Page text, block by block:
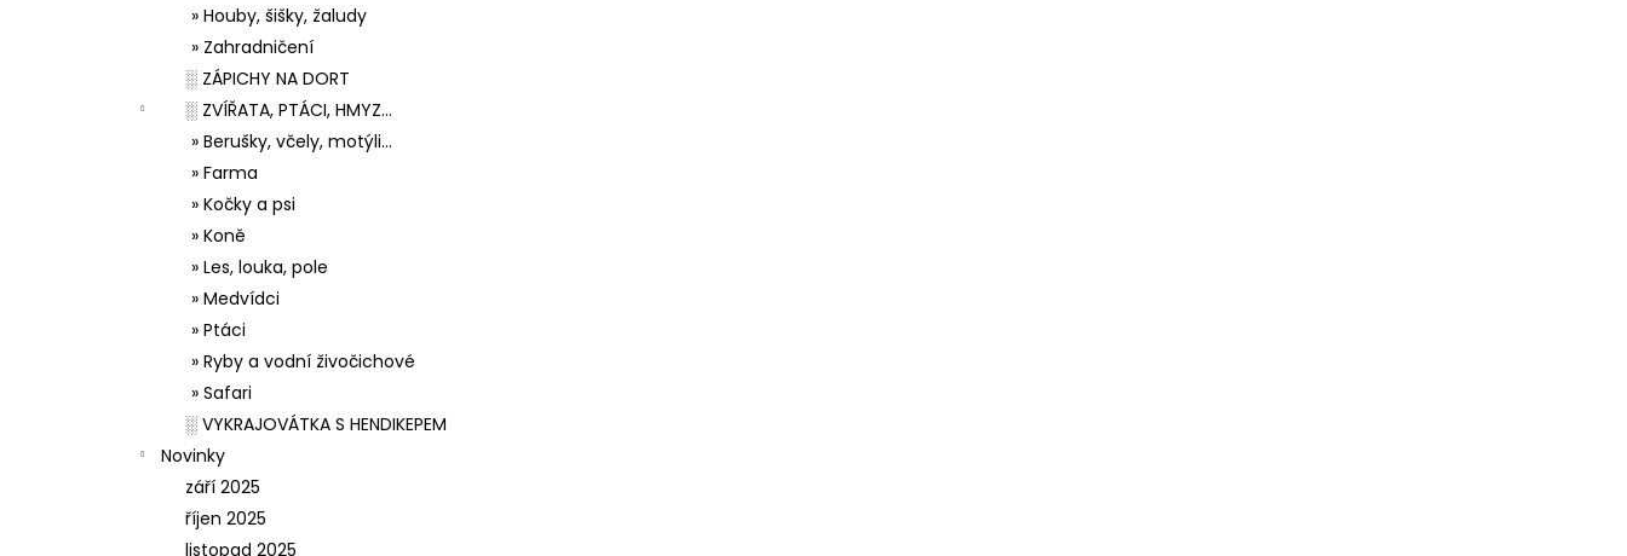
» Houby, šišky, žaludy
» Zahradničení
░ ZÁPICHY NA DORT
░ ZVÍŘATA, PTÁCI, HMYZ...
» Berušky, včely, motýli...
» Farma
» Kočky a psi
» Koně
» Les, louka, pole
» Medvídci
» Ptáci
» Ryby a vodní živočichové
» Safari
░ VYKRAJOVÁTKA S HENDIKEPEM
Novinky
září 2025
říjen 2025
listopad 2025